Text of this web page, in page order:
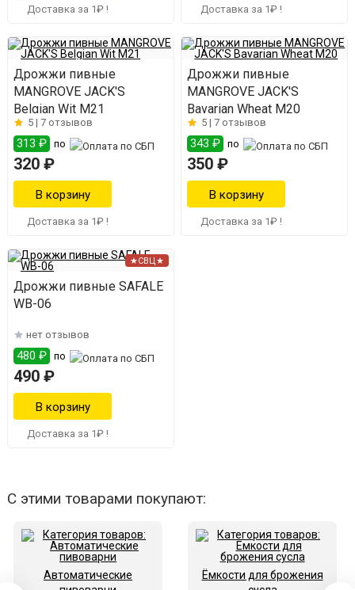
Доставка за 1₽ ! Доставка за 1₽ !
Дрожжи пивные
MANGROVE JACK'S
Belgian Wit M21
5 | 7 отзывов
313 ₽ по
320 ₽
Доставка за 1₽ !
Дрожжи пивные
MANGROVE JACK'S
Bavarian Wheat M20
5 |7 отзывов
343 ₽ по
350 ₽
Доставка за 1₽ !
★СВЦ★
Дрожжи пивные SAFALE
WB-06
нет отзывов
480 ₽ по
490 ₽
Доставка за 1₽ !
С этими товарами покупают:
Автоматические
Ёмкости для брожения